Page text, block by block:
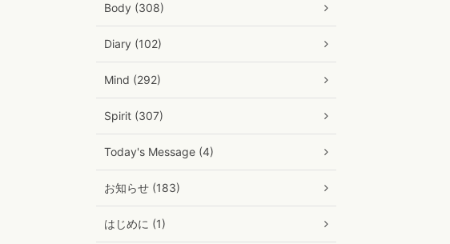
Body (308)
Diary (102)
Mind (292)
Spirit (307)
Today's Message (4)
お知らせ (183)
はじめに (1)